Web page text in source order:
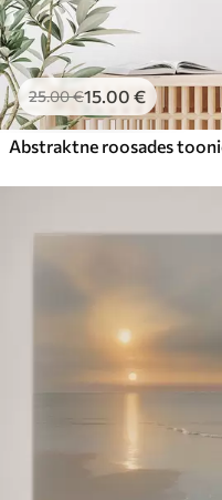
25.00€15.00 €